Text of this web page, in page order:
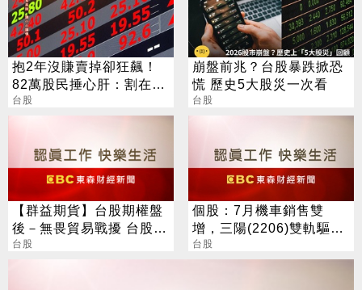
抱2年沒賺賣掉卻狂飆！
82萬股民捶心肝：割在起
漲點
台股
崩盤前兆？台股暴跌掀恐
慌 歷史5大股災一次看
台股
【群益期貨】台股期權盤
後－無畏貿易戰擾 台股利
空不跌
台股
個股：7月機車銷售雙
增，三陽(2206)雙軌驅動
46.2%市占率居冠
台股